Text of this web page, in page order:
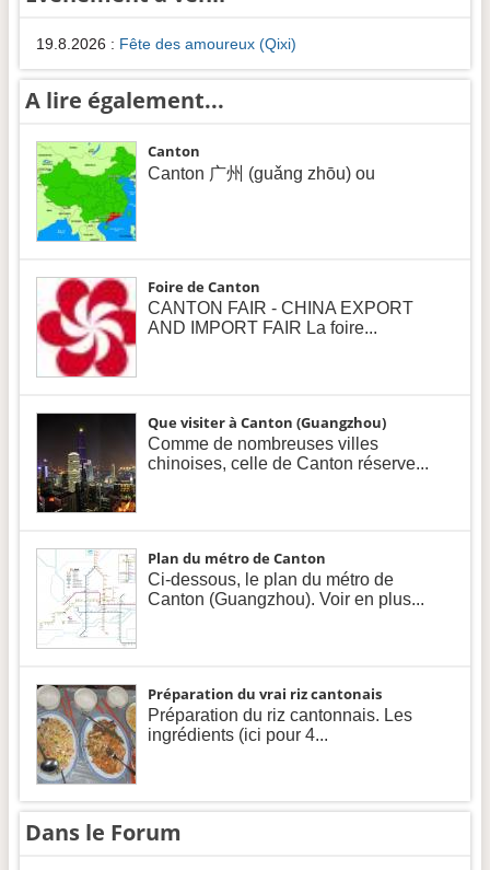
19.8.2026 : Fête des amoureux (Qixi)
A lire également...
Canton
Canton 广州 (guǎng zhōu) ou
Foire de Canton
CANTON FAIR - CHINA EXPORT
AND IMPORT FAIR La foire...
Que visiter à Canton (Guangzhou)
Comme de nombreuses villes
chinoises, celle de Canton réserve...
Plan du métro de Canton
Ci-dessous, le plan du métro de
Canton (Guangzhou). Voir en plus...
Préparation du vrai riz cantonais
Préparation du riz cantonnais. Les
ingrédients (ici pour 4...
Dans le Forum